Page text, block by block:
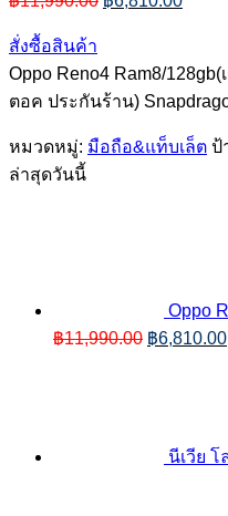
price
price
฿
สั่งซื้อสินค้า
Oppo Reno4 Ram8/
ตอค ประกันร้าน)
หมวดหมู่: มือถือ&แท็บเล็ต ป้
ล่าสุดวันนี้
Oppo
฿11,990.00 Original
price
฿6,810.00
นีเวีย